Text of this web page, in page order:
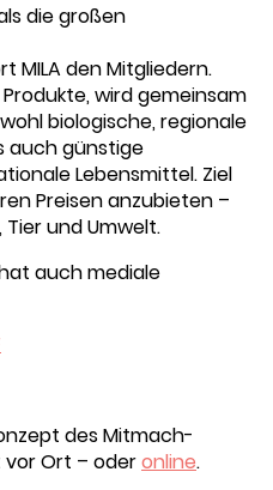
die großen
MILA den Mitgliedern.
wird gemeinsam
biologische, regionale
auch günstige
Lebensmittel. Ziel
Preisen anzubieten –
und Umwelt.
auch mediale
des Mitmach-
vor Ort – oderonline.